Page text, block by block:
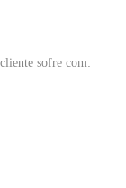
sofre com: